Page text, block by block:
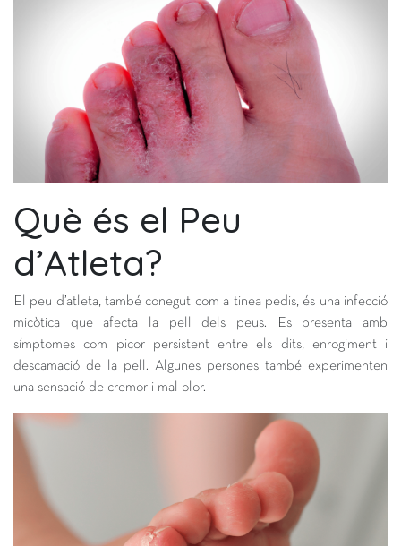
Què és el Peu
d’Atleta?
El peu d’atleta, també conegut com a tinea pedis, és una infecció
micòtica que afecta la pell dels peus. Es presenta amb
símptomes com picor persistent entre els dits, enrogiment i
descamació de la pell. Algunes persones també experimenten
una sensació de cremor i mal olor.